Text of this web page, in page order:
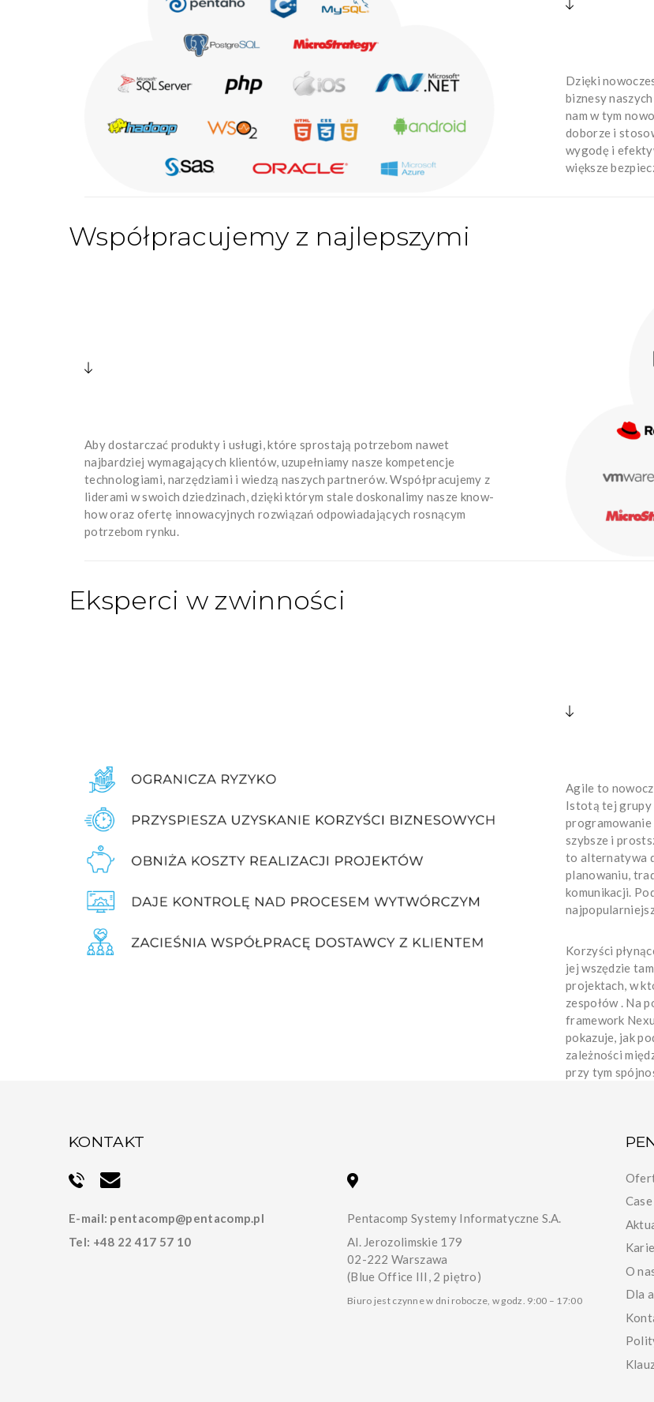
Dzięki
biznesy
nam w tym
doborze i
wygodę i
większe
Współpracujemy z najlepszymi
Aby dostarczać produkty i usługi, które sprostają potrzebom nawet
najbardziej wymagających klientów, uzupełniamy nasze kompetencje
technologiami, narzędziami i wiedzą naszych partnerów. Współpracujemy z
liderami w swoich dziedzinach, dzięki którym stale doskonalimy nasze know-
how oraz ofertę innowacyjnych rozwiązań odpowiadających rosnącym
potrzebom rynku.
Eksperci w zwinności
Agile to
Istotą tej grupy
szybsze i
to alternatywa
planowaniu,
komunikacji.
Korzyści
jej wszędzie
projektach, w
zespołów . Na
framework
pokazuje, jak
zależności
przy tym
KONTAKT
E-mail: pentacomp@pentacomp.pl
Tel: +48 22 417 57 10
Pentacomp Systemy Informatyczne S.A.
Al. Jerozolimskie 179
02-222 Warszawa
(Blue Office III, 2 piętro)
Biuro jest czynne w dni robocze, w godz. 9:00 – 17:00
O
Dla